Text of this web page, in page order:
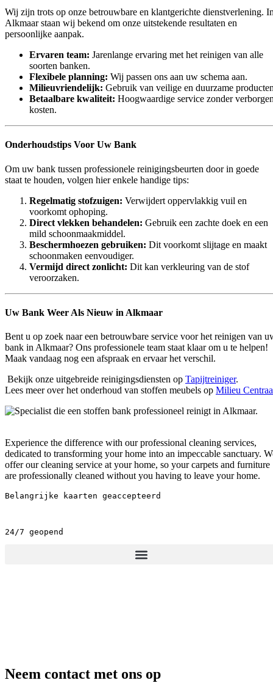
Wij zijn trots op onze betrouwbare en klantgerichte dienstverlening.
Alkmaar staan wij bekend om onze uitstekende resultaten en
persoonlijke aanpak.
Ervaren team: Jarenlange ervaring met het reinigen van alle
soorten banken.
Flexibele planning: Wij passen ons aan uw schema aan.
Milieuvriendelijk: Gebruik van veilige en duurzame
Betaalbare kwaliteit: Hoogwaardige service zonder
kosten.
Onderhoudstips Voor Uw Bank
Om uw bank tussen professionele reinigingsbeurten door in goede
staat te houden, volgen hier enkele handige tips:
Regelmatig stofzuigen: Verwijdert oppervlakkig vuil en
voorkomt ophoping.
Direct vlekken behandelen: Gebruik een zachte doek en een
mild schoonmaakmiddel.
Beschermhoezen gebruiken: Dit voorkomt slijtage en maakt
schoonmaken eenvoudiger.
Vermijd direct zonlicht: Dit kan verkleuring van de stof
veroorzaken.
Uw Bank Weer Als Nieuw in Alkmaar
Bent u op zoek naar een betrouwbare service voor het reinigen van
bank in Alkmaar? Ons professionele team staat klaar om u te helpen!
Maak vandaag nog een afspraak en ervaar het verschil.
Bekijk onze uitgebreide reinigingsdiensten op Tapijtreiniger.
Lees meer over het onderhoud van stoffen meubels op Milieu
Experience the difference with our professional cleaning services,
dedicated to transforming your home into an impeccable sanctuary.
offer our cleaning service at your home, so your carpets and furniture
are professionally cleaned without you having to leave your home.
Belangrijke kaarten geaccepteerd
24/7 geopend
Neem contact met ons op